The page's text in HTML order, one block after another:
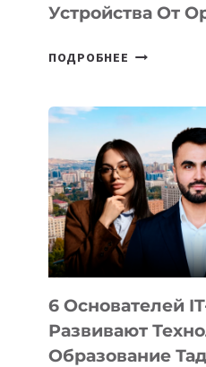
Устройства От
ПОДРОБНЕЕ СТАЛИ
ВНЕШНЕГО
ВИДА
НОВОГО
ОТ
OPENAI
6 Основателей
Развивают
Образование